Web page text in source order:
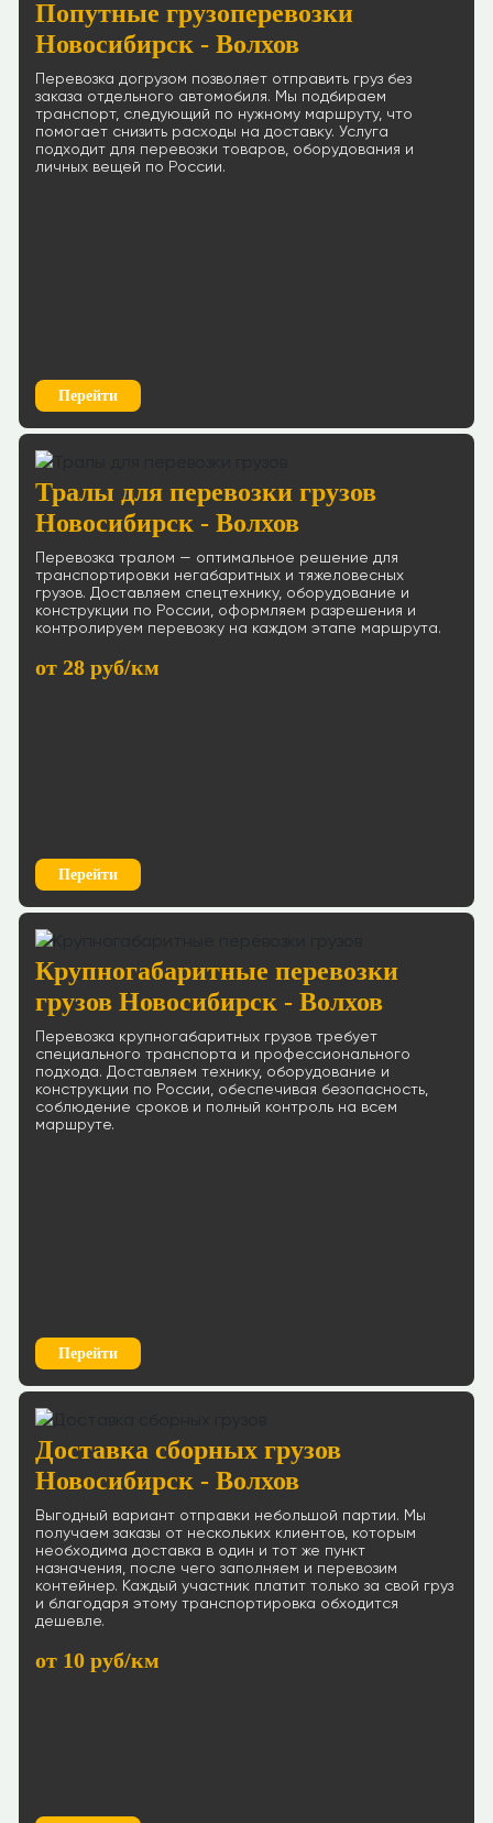
Попутные грузоперевозки
Новосибирск - Волхов
Перевозка догрузом позволяет отправить груз без
заказа отдельного автомобиля. Мы подбираем
транспорт, следующий по нужному маршруту, что
помогает снизить расходы на доставку. Услуга
подходит для перевозки товаров, оборудования и
личных вещей по России.
Перейти
Тралы для перевозки грузов
Новосибирск - Волхов
Перевозка тралом — оптимальное решение для
транспортировки негабаритных и тяжеловесных
грузов. Доставляем спецтехнику, оборудование и
конструкции по России, оформляем разрешения и
контролируем перевозку на каждом этапе маршрута.
от 28 руб/км
Перейти
Крупногабаритные перевозки
грузов Новосибирск - Волхов
Перевозка крупногабаритных грузов требует
специального транспорта и профессионального
подхода. Доставляем технику, оборудование и
конструкции по России, обеспечивая безопасность,
соблюдение сроков и полный контроль на всем
маршруте.
Перейти
Доставка сборных грузов
Новосибирск - Волхов
Выгодный вариант отправки небольшой партии. Мы
получаем заказы от нескольких клиентов, которым
необходима доставка в один и тот же пункт
назначения, после чего заполняем и перевозим
контейнер. Каждый участник платит только за свой груз
и благодаря этому транспортировка обходится
дешевле.
от 10 руб/км